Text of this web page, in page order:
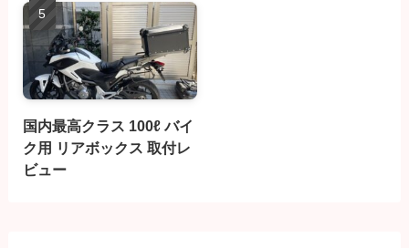
国内最高クラス 100ℓ バイ
ク用 リアボックス 取付レ
ビュー